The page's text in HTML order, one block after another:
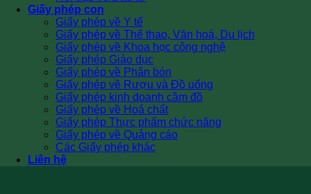
Giấy phép con
Giấy phép về Y tế
Giấy phép về Thể thao, Văn hoá, Du lịch
Giấy phép về Khoa học công nghệ
Giấy phép Giáo dục
Giấy phép về Phân bón
Giấy phép về Rượu và Đồ uống
Giấy phép kinh doanh cầm đồ
Giấy phép về Hoá chất
Giấy phép Thực phẩm chức năng
Giấy phép về Quảng cáo
Các Giấy phép khác
Liên hệ